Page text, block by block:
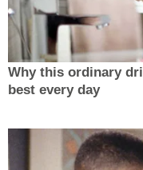
Why this ordinary
best every day